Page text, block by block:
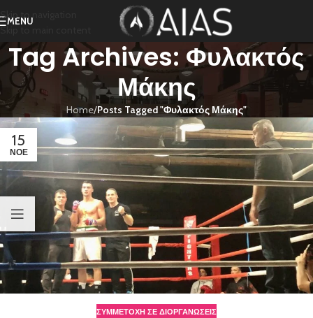
Skip to navigation
Skip to main content
MENU
Tag Archives: Φυλακτός
Μάκης
Home/Posts Tagged "Φυλακτός Μάκης"
15
ΝΟΈ
ΣΥΜΜΕΤΟΧΗ ΣΕ ΔΙΟΡΓΑΝΩΣΕΙΣ